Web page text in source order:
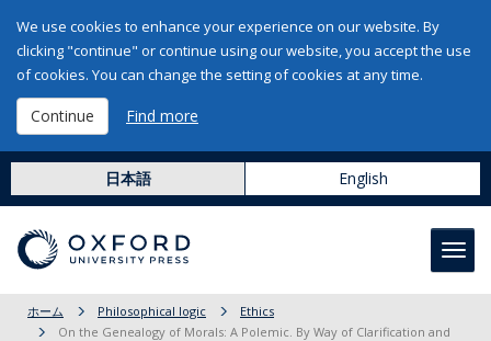
We use cookies to enhance your experience on our website. By
clicking "continue" or continue using our website, you accept the use
of cookies. You can change the setting of cookies at any time.
Continue Find more
日本語 English
ホーム Philosophical logic
Ethics
On the Genealogy of Morals: A Polemic. By Way of Clarification and